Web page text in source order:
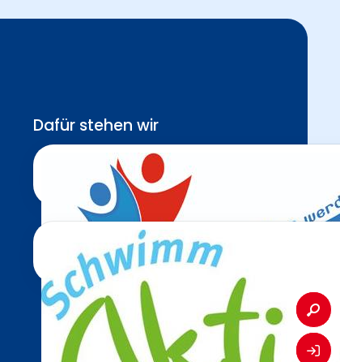
Dafür stehen wir